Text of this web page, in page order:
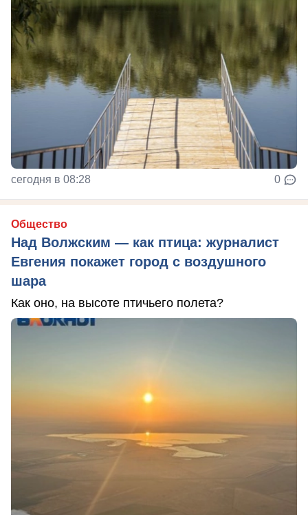
сегодня в 08:28 0
Общество
Над Волжским — как птица: журналист
Евгения покажет город с воздушного
шара
Как оно, на высоте птичьего полета?